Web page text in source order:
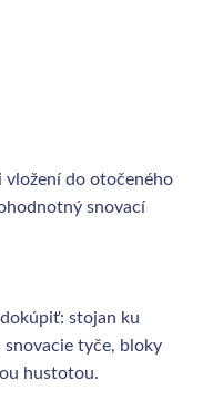
vložení do otočeného
snovací
stojan ku
snovacie tyče, bloky
hustotou.